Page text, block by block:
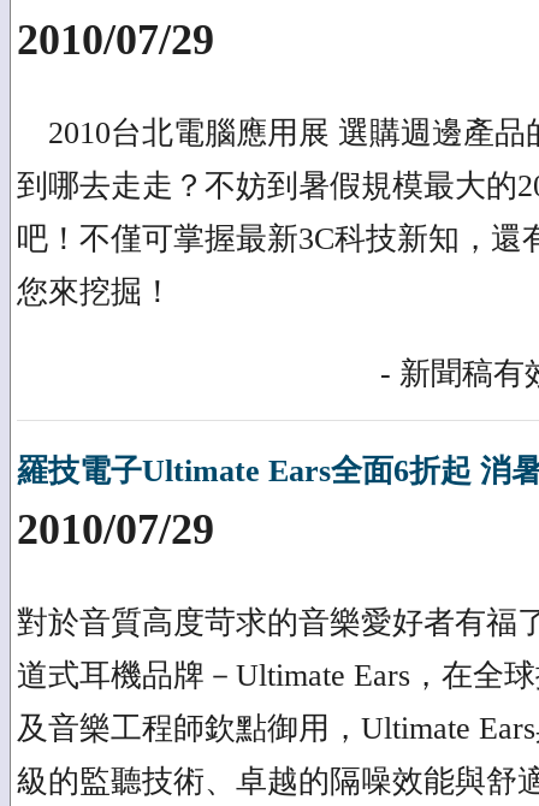
2010/07/29
2010台北電腦應用展 選購週邊產品
到哪去走走？不妨到暑假規模最大的
吧！不僅可掌握最新3C科技新知，還
您來挖掘！
- 新聞稿有
羅技電子Ultimate Ears全面6折起 消
2010/07/29
對於音質高度苛求的音樂愛好者有福
道式耳機品牌－Ultimate Ears，在全
及音樂工程師欽點御用，Ultimate
級的監聽技術、卓越的隔噪效能與舒